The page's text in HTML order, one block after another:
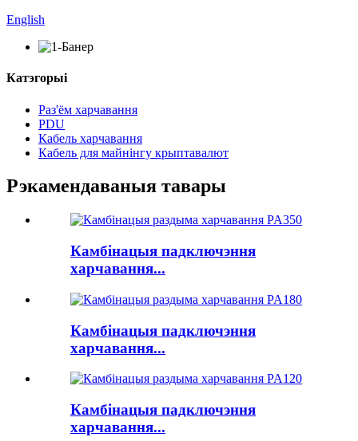
English
Катэгорыі
Раз'ём харчавання
PDU
Кабель харчавання
Кабель для майнінгу крыптавалют
Рэкамендаваныя тавары
Камбінацыя падключэння
харчавання...
Камбінацыя падключэння
харчавання...
Камбінацыя падключэння
харчавання...